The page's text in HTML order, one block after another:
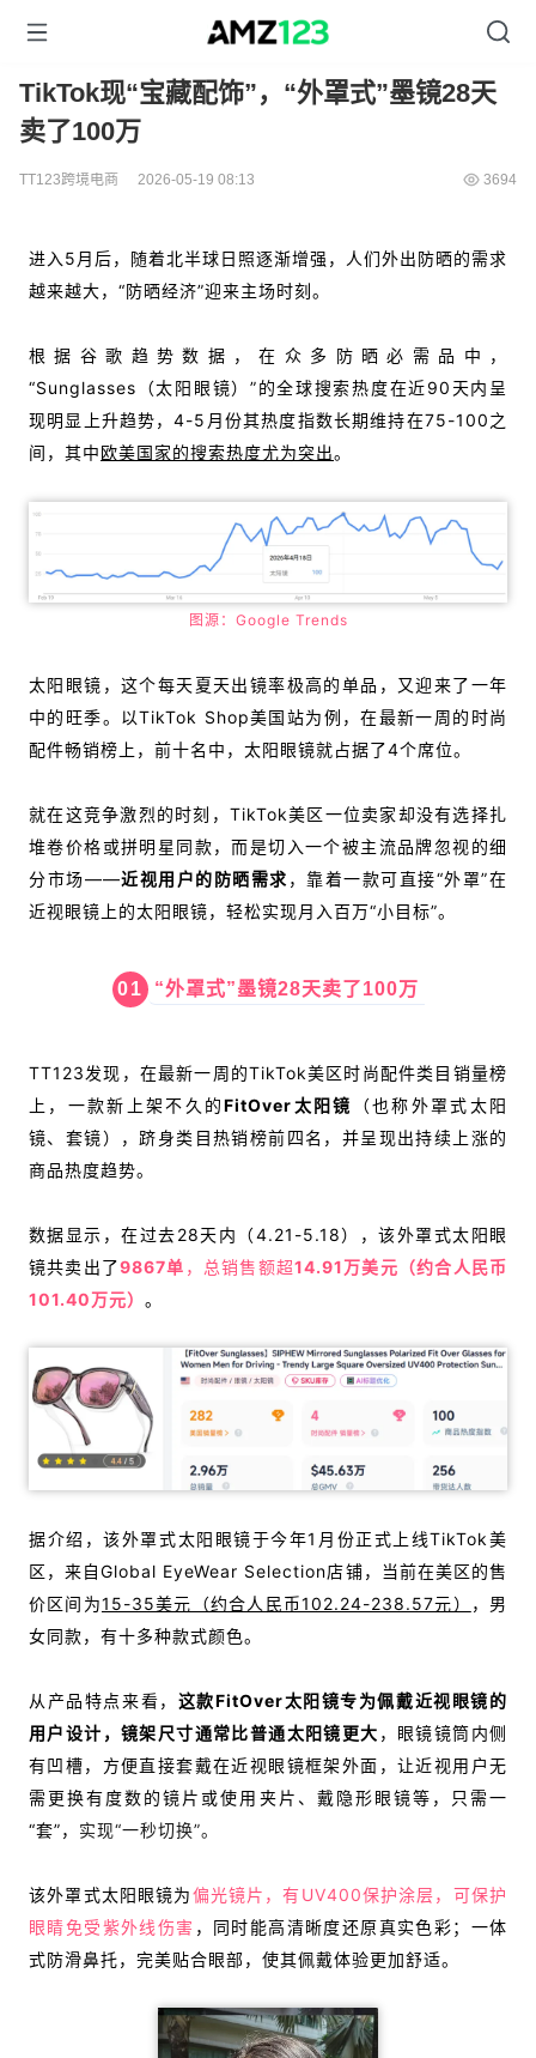
TikTok现“宝藏配饰”，“外罩式”墨镜28天
卖了100万
TT123跨境电商 2026-05-19 08:13 3694
进入5月后，随着北半球日照逐渐增强，人们外出防晒的需求
越来越大，“防晒经济”迎来主场时刻。
根据谷歌趋势数据，在众多防晒必需品中，
“Sunglasses（太阳眼镜）”的全球搜索热度在近90天内呈
现明显上升趋势，4-5月份其热度指数长期维持在75-100之
间，其中 欧美国家的搜索热度尤为突出。
图源：Google Trends
太阳眼镜，这个每天夏天出镜率极高的单品，又迎来了一年
中的旺季。以TikTok Shop美国站为例，在最新一周的时尚
配件畅销榜上，前十名中，太阳眼镜就占据了4个席位。
就在这竞争激烈的时刻， TikTok美区一位卖家却没有选择扎
堆卷价格或拼明星同款，而是切入一个被主流品牌忽视的细
分市场——近视用户的防晒需求 ，靠着一款可直接“外罩”在
近视眼镜上的太阳眼镜，轻松实现月入百万“小目标”。
01 “外罩式”墨镜28天卖了100万
TT123发现， 在最新一周的TikTok美区时尚配件类目销量榜
上，一款新上架不久的FitOver太阳镜
（也称外罩式太阳
镜、套镜），跻身类目热销榜前四名，并呈现出持续上涨的
商品热度趋势。
数据显示，在过去28天内（4.21-5.18），该外罩式太阳眼
镜共卖出了9867单 ，总销售额超14.91万美元（约合人民币
101.40万元） 。
据介绍，该外罩式太阳眼镜于今年1月份正式上线TikTok美
区，来自Global EyeWear Selection店铺，当前在美区的售
价区间为15-35美元（约合人民币102.24-238.57元） ， 男
女同款， 有十多种款式颜色。
从产品特点来看， 这款FitOver太阳镜专为佩戴近视眼镜的
用户设计，镜架尺寸通常比普通太阳镜更大 ，眼镜镜筒内侧
有凹槽，方便直接套戴在近视眼镜框架外面，让近视用户无
需更换有度数的镜片或使用夹片、戴隐形眼镜等，只需一
“套”， 实现“一秒切换”。
该外罩式太阳眼镜为偏光镜片，有UV400保护涂层，可保护
眼睛免受紫外线伤害 ，同时能高清晰度还原真实色彩；一体
式防滑鼻托，完美贴合眼部，使其佩戴体验更加舒适。